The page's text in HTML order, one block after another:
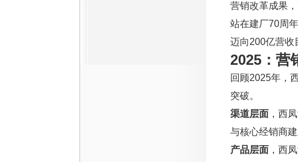
营销改革成果
站在建厂70周
迈向200亿营收
2025：营
回顾2025年，
突破。
渠道层面 ，西
与核心经销商
产品层面 ，西